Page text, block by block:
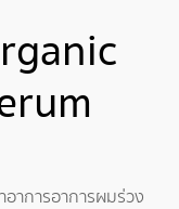
อาการอาการผมร่วง